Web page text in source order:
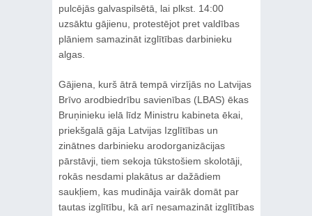
pulcējās galvaspilsētā, lai plkst. 14:00
uzsāktu gājienu, protestējot pret valdības
plāniem samazināt izglītības darbinieku
algas.
Gājiena, kurš ātrā tempā virzījās no Latvijas
Brīvo arodbiedrību savienības (LBAS) ēkas
Bruņinieku ielā līdz Ministru kabineta ēkai,
priekšgalā gāja Latvijas Izglītības un
zinātnes darbinieku arodorganizācijas
pārstāvji, tiem sekoja tūkstošiem skolotāji,
rokās nesdami plakātus ar dažādiem
saukļiem, kas mudināja vairāk domāt par
tautas izglītību, kā arī nesamazināt izglītības